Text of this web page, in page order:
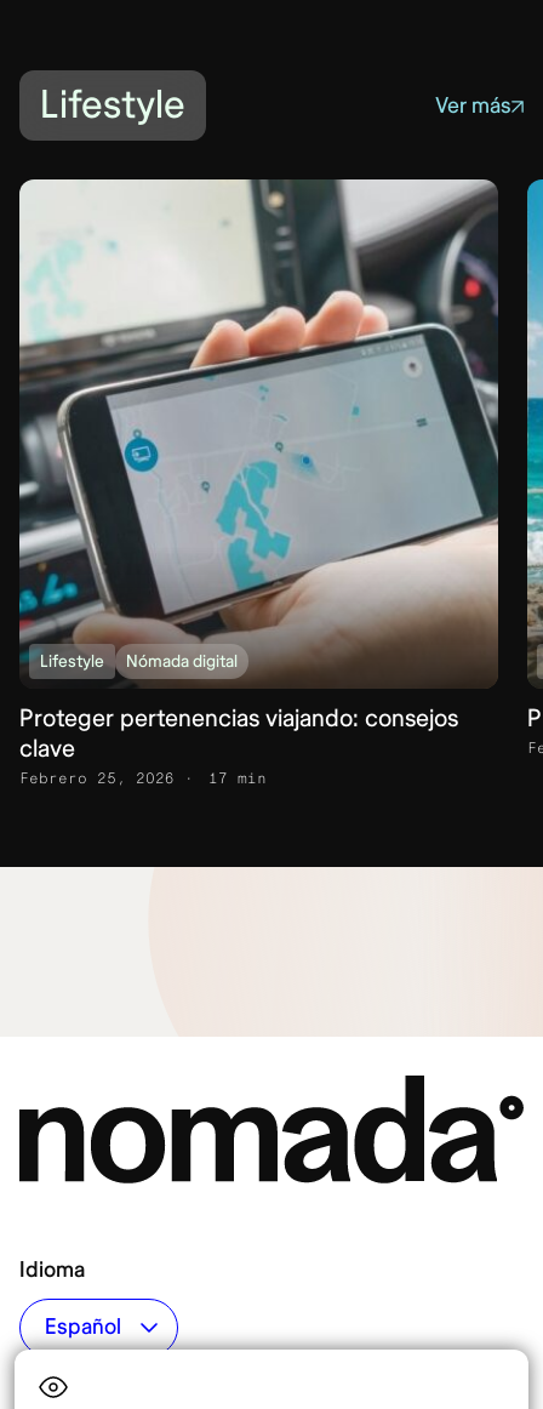
Lifestyle Ver más
Lifestyle Nómada digital
Proteger pertenencias viajando: consejos
clave
Febrero 25, 2026 17 min
Idioma
Top destinos